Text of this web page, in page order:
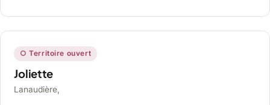
○ Territoire ouvert
Joliette
Lanaudière,